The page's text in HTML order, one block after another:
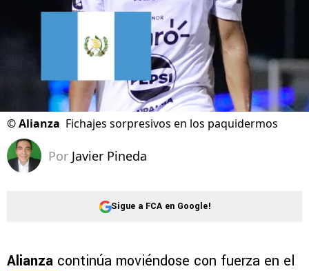
©Alianza Fichajes sorpresivos en los paquidermos
Por Javier Pineda
Sigue a FCA en Google!
Alianza continúa moviéndose con fuerza en el